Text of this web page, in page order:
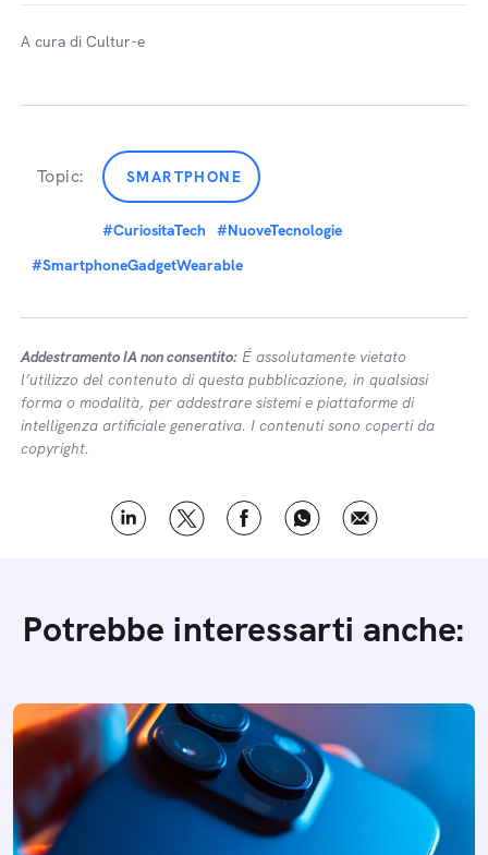
A cura di Cultur-e
Topic: SMARTPHONE
#CuriositaTech
#NuoveTecnologie
#SmartphoneGadgetWearable
Addestramento IA non consentito: É assolutamente vietato
l’utilizzo del contenuto di questa pubblicazione, in qualsiasi
forma o modalità, per addestrare sistemi e piattaforme di
intelligenza artificiale generativa. I contenuti sono coperti da
copyright.
Potrebbe interessarti anche: